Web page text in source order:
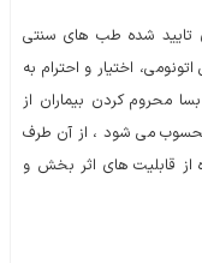
تایید شده طب های سنتی
اختیار و احترام به
محروم کردن بیماران از
می شود ، از آن طرف
قابلیت های اثر بخش و